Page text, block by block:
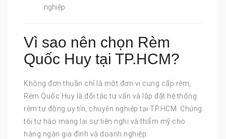
nghiệp
Vì sao nên chọn Rèm
Quốc Huy tại TP.HCM?
Không đơn thuần chỉ là một đơn vị cung cấp rèm,
Rèm Quốc Huy là đối tác tư vấn và lắp đặt hệ thống
rèm tự động uy tín, chuyên nghiệp tại TP.HCM. Chúng
tôi tự hào mang lại sự tiện nghi và thẩm mỹ cho
hàng ngàn gia đình và doanh nghiệp.